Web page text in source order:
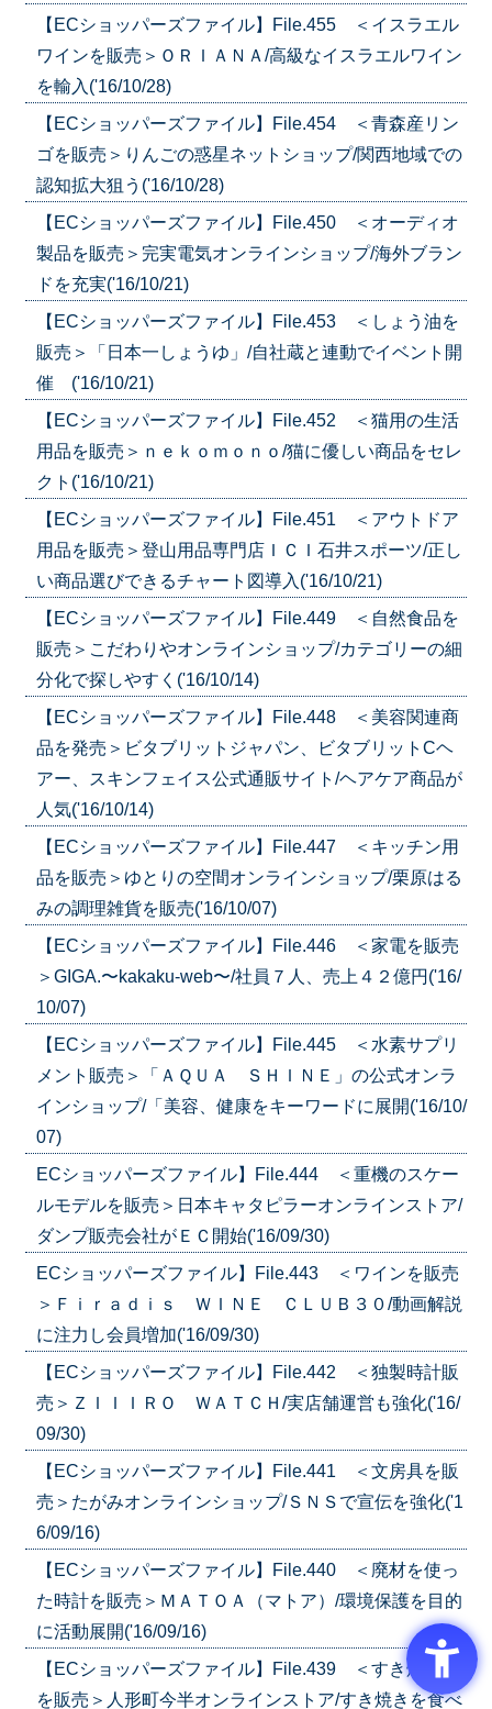
【ECショッパーズファイル】File.455 ＜イスラエル
ワインを販売＞ＯＲＩＡＮＡ/高級なイスラエルワイン
を輸入('16/10/28)
【ECショッパーズファイル】File.454 ＜青森産リン
ゴを販売＞りんごの惑星ネットショップ/関西地域での
認知拡大狙う('16/10/28)
【ECショッパーズファイル】File.450 ＜オーディオ
製品を販売＞完実電気オンラインショップ/海外ブラン
ドを充実('16/10/21)
【ECショッパーズファイル】File.453 ＜しょう油を
販売＞「日本一しょうゆ」/自社蔵と連動でイベント開
催 ('16/10/21)
【ECショッパーズファイル】File.452 ＜猫用の生活
用品を販売＞ｎｅｋｏｍｏｎｏ/猫に優しい商品をセレ
クト('16/10/21)
【ECショッパーズファイル】File.451 ＜アウトドア
用品を販売＞登山用品専門店ＩＣＩ石井スポーツ/正し
い商品選びできるチャート図導入('16/10/21)
【ECショッパーズファイル】File.449 ＜自然食品を
販売＞こだわりやオンラインショップ/カテゴリーの細
分化で探しやすく('16/10/14)
【ECショッパーズファイル】File.448 ＜美容関連商
品を発売＞ビタブリットジャパン、ビタブリットCヘ
アー、スキンフェイス公式通販サイト/ヘアケア商品が
人気('16/10/14)
【ECショッパーズファイル】File.447 ＜キッチン用
品を販売＞ゆとりの空間オンラインショップ/栗原はる
みの調理雑貨を販売('16/10/07)
【ECショッパーズファイル】File.446 ＜家電を販売
＞GIGA.〜kakaku-web〜/社員７人、売上４２億円('16/
10/07)
【ECショッパーズファイル】File.445 ＜水素サプリ
メント販売＞「ＡＱＵＡ ＳＨＩＮＥ」の公式オンラ
インショップ/「美容、健康をキーワードに展開('16/10/
07)
ECショッパーズファイル】File.444 ＜重機のスケー
ルモデルを販売＞日本キャタピラーオンラインストア/
ダンプ販売会社がＥＣ開始('16/09/30)
ECショッパーズファイル】File.443 ＜ワインを販売
＞Ｆｉｒａｄｉｓ ＷＩＮＥ ＣＬＵＢ３０/動画解説
に注力し会員増加('16/09/30)
【ECショッパーズファイル】File.442 ＜独製時計販
売＞ＺＩＩＩＲＯ ＷＡＴＣＨ/実店舗運営も強化('16/
09/30)
【ECショッパーズファイル】File.441 ＜文房具を販
売＞たがみオンラインショップ/ＳＮＳで宣伝を強化('1
6/09/16)
【ECショッパーズファイル】File.440 ＜廃材を使っ
た時計を販売＞ＭＡＴＯＡ（マトア）/環境保護を目的
に活動展開('16/09/16)
【ECショッパーズファイル】File.439 ＜すき焼き肉
を販売＞人形町今半オンラインストア/すき焼きを食べ